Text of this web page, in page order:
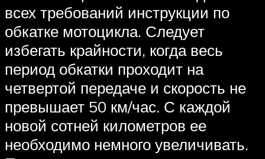
всех требований инструкции по
обкатке мотоцикла. Следует
избегать крайности, когда весь
период обкатки проходит на
четвертой передаче и скорость не
превышает 50 км/час. С каждой
новой сотней километров ее
необходимо немного увеличивать.